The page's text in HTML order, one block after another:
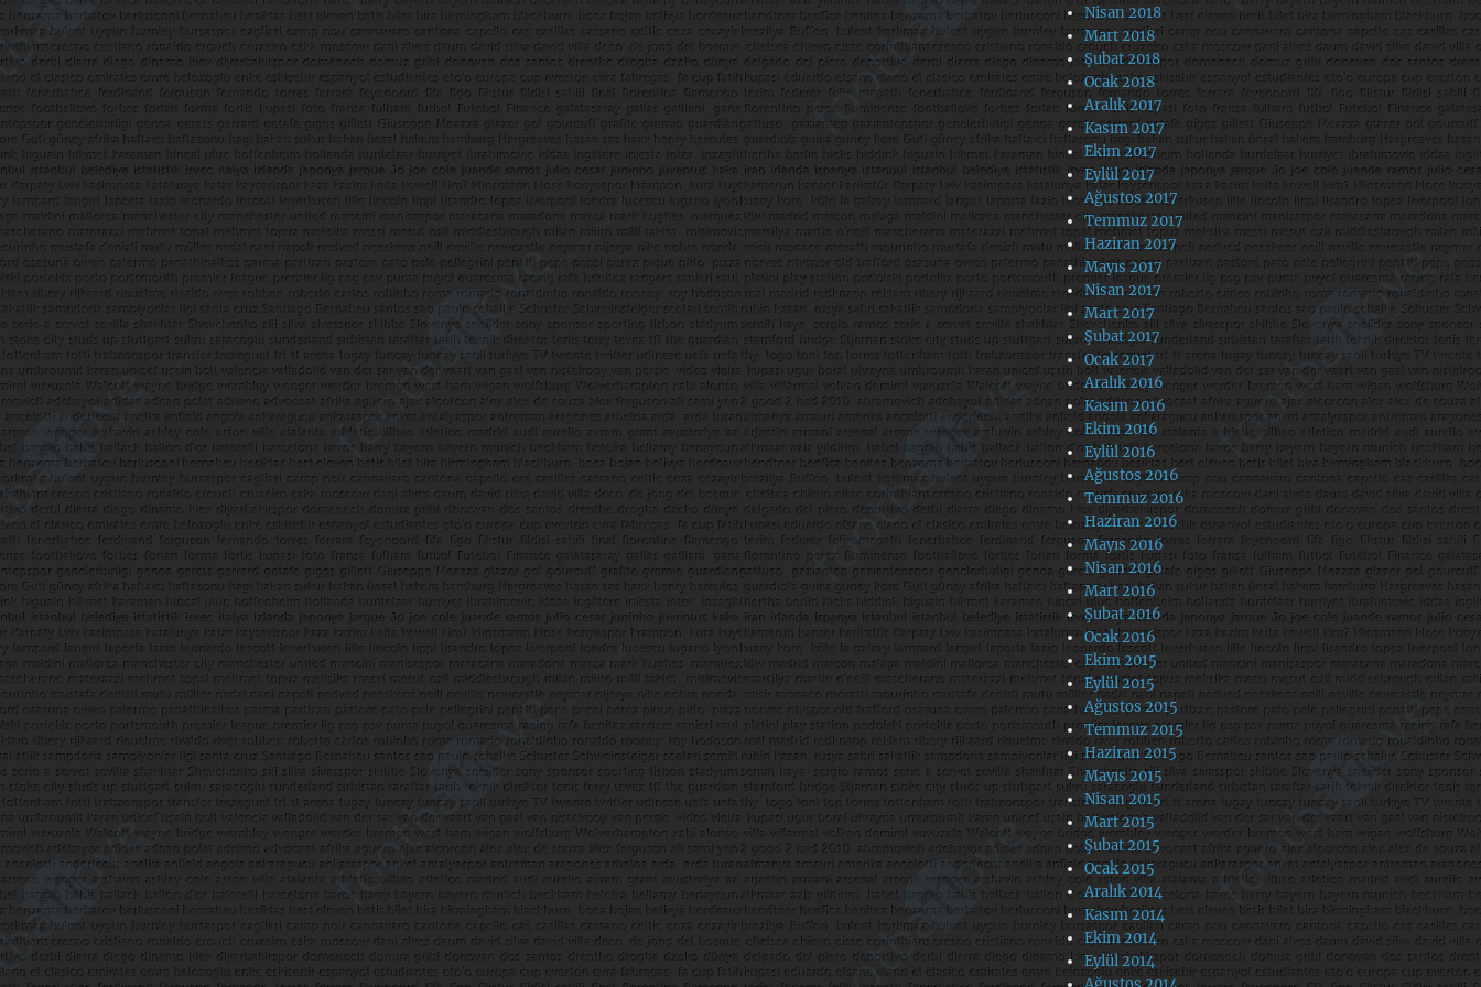
Nisan 2018
Mart 2018
Şubat 2018
Ocak 2018
Aralık 2017
Kasım 2017
Ekim 2017
Eylül 2017
Ağustos 2017
Temmuz 2017
Haziran 2017
Mayıs 2017
Nisan 2017
Mart 2017
Şubat 2017
Ocak 2017
Aralık 2016
Kasım 2016
Ekim 2016
Eylül 2016
Ağustos 2016
Temmuz 2016
Haziran 2016
Mayıs 2016
Nisan 2016
Mart 2016
Şubat 2016
Ocak 2016
Ekim 2015
Eylül 2015
Ağustos 2015
Temmuz 2015
Haziran 2015
Mayıs 2015
Nisan 2015
Mart 2015
Şubat 2015
Ocak 2015
Aralık 2014
Kasım 2014
Ekim 2014
Eylül 2014